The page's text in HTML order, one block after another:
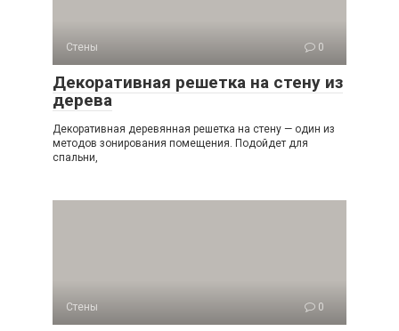
Стены 0
Декоративная решетка на стену из
дерева
Декоративная деревянная решетка на стену — один из
методов зонирования помещения. Подойдет для
спальни,
Стены 0